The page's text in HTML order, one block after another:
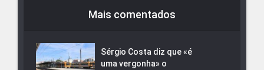
Mais comentados
Sérgio Costa diz que «é
uma vergonha» o